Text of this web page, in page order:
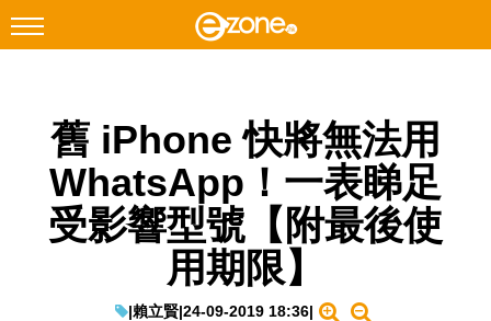
Facebook Instagram
科技焦點
網絡生活
舊 iPhone 快將無法用
WhatsApp！一表睇足
受影響型號【附最後使
用期限】
|賴立賢|24-09-2019 18:36|